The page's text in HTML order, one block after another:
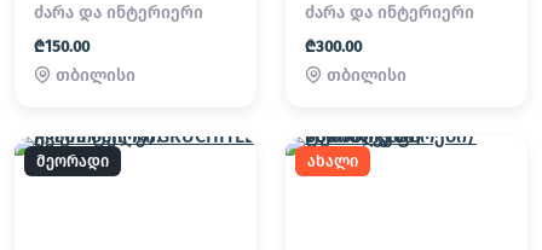
ძარა და ინტერიერი
₾150.00
თბილისი
ძარა და ინტერიერი
₾300.00
თბილისი
მეორადი ახალი